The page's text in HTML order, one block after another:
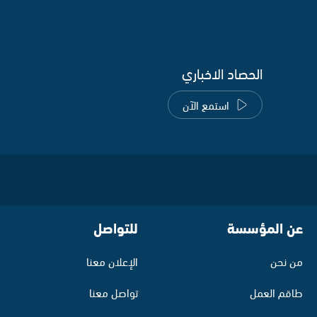
الحصاد الاخباري
استمع الآن
عن المؤسسة
من نحن
طاقم العمل
للتواصل
الإعلان معنا
تواصل معنا